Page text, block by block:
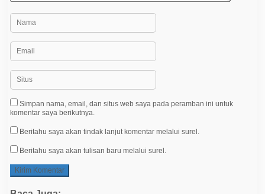
Simpan nama, email, dan situs web saya pada peramban ini untuk
komentar saya berikutnya.
Beritahu saya akan tindak lanjut komentar melalui surel.
Beritahu saya akan tulisan baru melalui surel.